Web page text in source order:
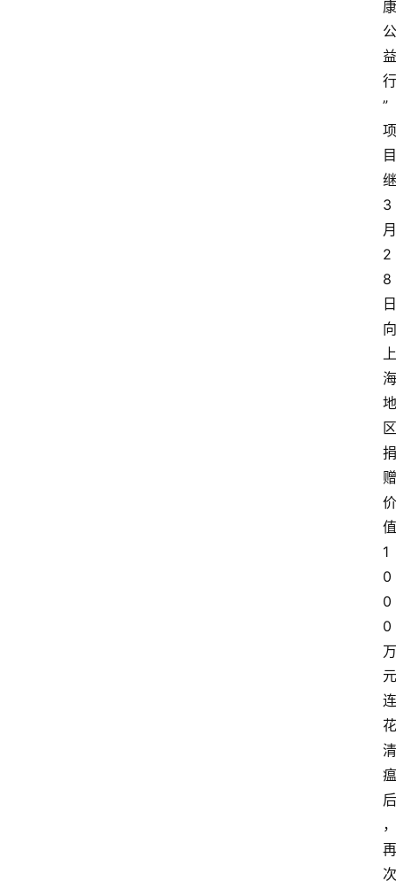
康
公
益
行
”
项
目
继
3
月
2
8
日
向
上
海
地
区
捐
赠
价
值
1
0
0
0
万
元
连
花
清
瘟
后
，
再
次